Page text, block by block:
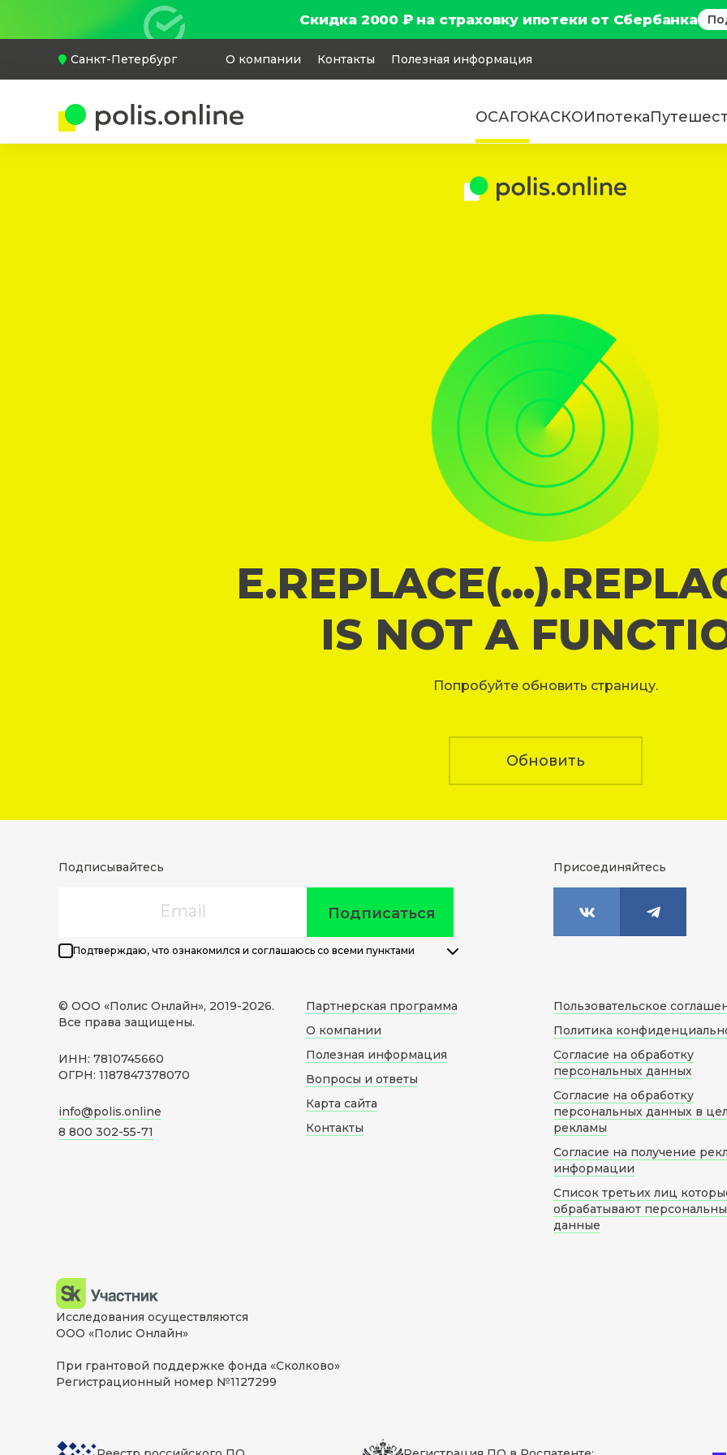
Скидка 2000 ₽ на страховку ипотеки от Сбербанка
Санкт-Петербург О компании Контакты Полезная информация
ОСАГОКАСКОИпотека
IS NOT A
Попробуйте обновить страницу.
Обновить
Подписывайтесь
Подписаться
Подтверждаю, что ознакомился и соглашаюсь со всеми пунктами
Присоединяйтесь
© ООО «Полис Онлайн», 2019-2026.
Все права защищены.
ИНН: 7810745660
ОГРН: 1187847378070
info@polis.online
8 800 302-55-71
Партнерская программа
О компании
Полезная информация
Вопросы и ответы
Карта сайта
Контакты
Пользовательское
Политика
Согласие на обработку
персональных данных
Согласие на обработку
персональных данных в
рекламы
Согласие на получение
информации
Список третьих лиц
обрабатывают
данные
Исследования осуществляются
ООО «Полис Онлайн»
При грантовой поддержке фонда «Сколково»
Регистрационный номер №1127299